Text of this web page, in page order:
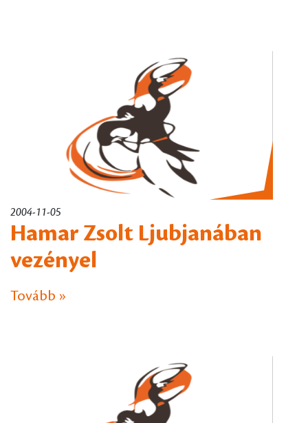
2004-11-05
Hamar Zsolt Ljubjanában
vezényel
Tovább »